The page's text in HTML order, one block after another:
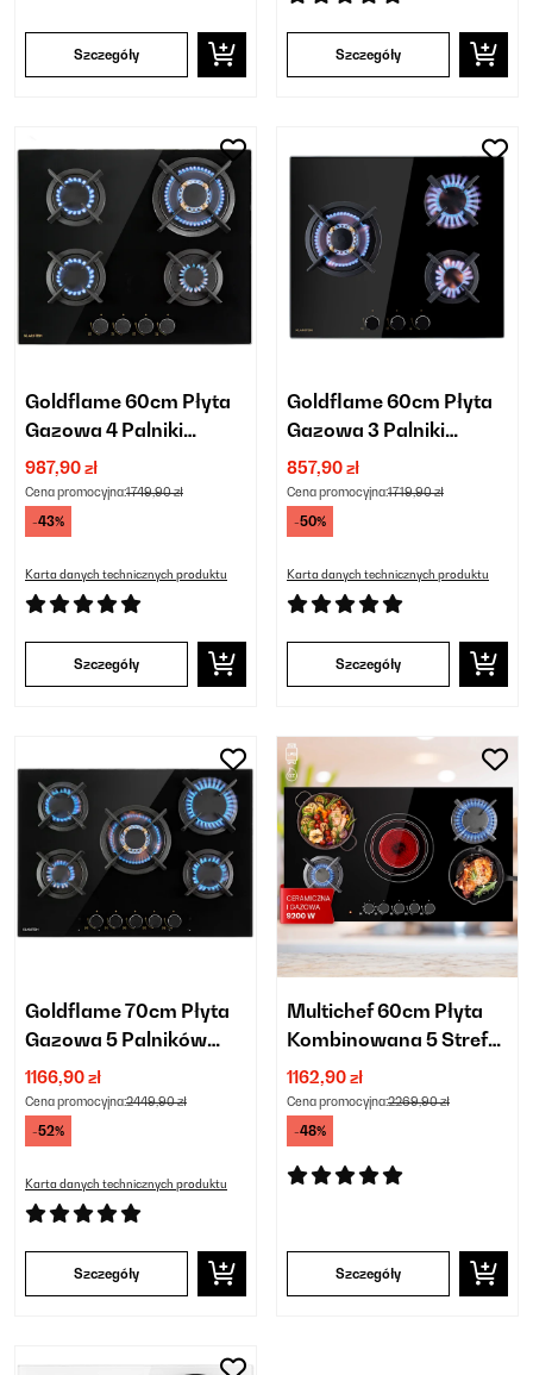
Szczegóły Szczegóły
Goldflame 60cm Płyta
Gazowa 4 Palniki
Czarne Szkło
987,90 zł
Cena promocyjna:1749,90 zł
-43%
Karta danych technicznych produktu
Szczegóły
Goldflame 60cm Płyta
Gazowa 3 Palniki
Czarny
857,90 zł
Cena promocyjna:1719,90 zł
-50%
Karta danych technicznych produktu
Szczegóły
Goldflame 70cm Płyta
Gazowa 5 Palników
Czarny
1166,90 zł
Cena promocyjna:2449,90 zł
-52%
Karta danych technicznych produktu
Szczegóły
Multichef 60cm Płyta
Kombinowana 5 Stref
Gotowania Czarny
1162,90 zł
Cena promocyjna:2269,90 zł
-48%
Szczegóły